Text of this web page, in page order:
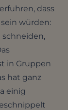
dass
würden:
schneiden,
in Gruppen
hat ganz
einig